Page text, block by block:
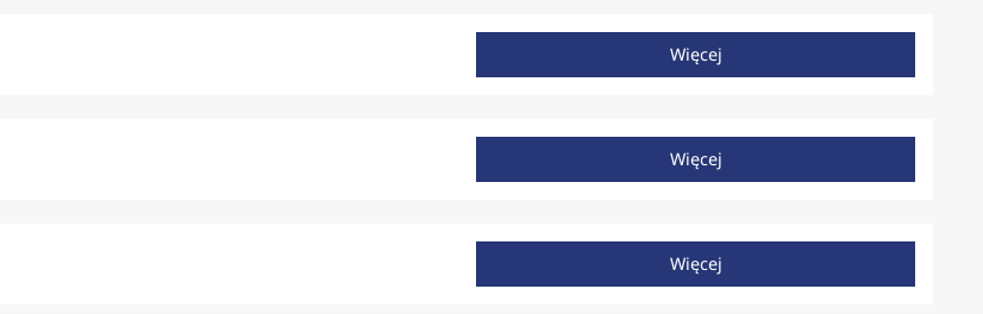
Więcej
Więcej
Więcej